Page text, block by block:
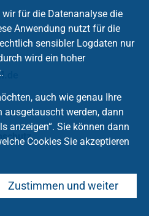
für die Datenanalyse die
Anwendung nutzt für die
sensibler Logdaten nur
wird ein hoher
auch wie genau Ihre
werden, dann
anzeigen“. Sie können dann
Cookies Sie akzeptieren
Zustimmen und weiter